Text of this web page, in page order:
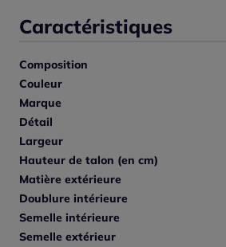
Caractéristiques
Composition
Couleur
Marque
Détail
Largeur
Hauteur de talon (en cm)
Matière extérieure
Doublure intérieure
Semelle intérieure
Semelle extérieur